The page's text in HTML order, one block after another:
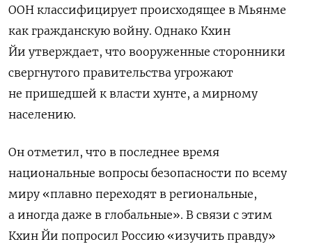
ООН классифицирует происходящее в Мьянме
как гражданскую войну. Однако Кхин
Йи утверждает, что вооруженные сторонники
свергнутого правительства угрожают
не пришедшей к власти хунте, а мирному
населению.
Он отметил, что в последнее время
национальные вопросы безопасности по всему
миру «плавно переходят в региональные,
а иногда даже в глобальные». В связи с этим
Кхин Йи попросил Россию «изучить правду»